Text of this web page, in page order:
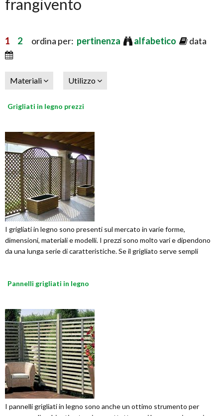
frangivento
1 2 ordina per: pertinenza alfabetico data
Materiali Utilizzo
Grigliati in legno prezzi
I grigliati in legno sono presenti sul mercato in varie forme,
dimensioni, materiali e modelli. I prezzi sono molto vari e dipendono
da una lunga serie di caratteristiche. Se il grigliato serve sempli
Pannelli grigliati in legno
I pannelli grigliati in legno sono anche un ottimo strumento per